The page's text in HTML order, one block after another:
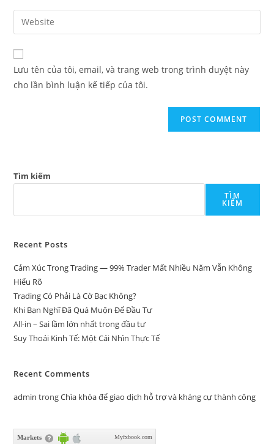
comment
email
address
comment
Enter
your
website
URL
Lưu tên của tôi, email, và trang web trong trình duyệt này
cho lần bình luận kế tiếp của tôi.
Tìm kiếm
TÌM
KIẾM
Recent Posts
Cảm Xúc Trong Trading — 99% Trader Mất Nhiều Năm Vẫn Không
Hiểu Rõ
Trading Có Phải Là Cờ Bạc Không?
Khi Bạn Nghĩ Đã Quá Muộn Để Đầu Tư
All-in – Sai lầm lớn nhất trong đầu tư
Suy Thoái Kinh Tế: Một Cái Nhìn Thực Tế
Recent Comments
admin trongChìa khóa để giao dịch hỗ trợ và kháng cự thành công